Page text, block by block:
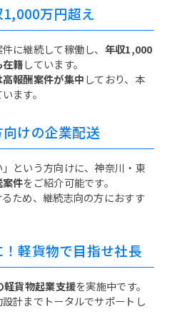
万円超え
に継続して稼働し、 年収1,000
籍しています。
報酬案件が集中しており、本
ます。
けの企業配送
」という方向けに、神奈川・東
件をご紹介可能です。
ため、継続志向の方におすす
軽貨物で目指せ社長
軽貨物起業支援を実施中です。
計までトータルでサポートし